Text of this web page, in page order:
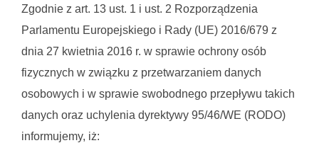
Zgodnie z art. 13 ust. 1 i ust. 2 Rozporządzenia
Parlamentu Europejskiego i Rady (UE) 2016/679 z
dnia 27 kwietnia 2016 r. w sprawie ochrony osób
fizycznych w związku z przetwarzaniem danych
osobowych i w sprawie swobodnego przepływu takich
danych oraz uchylenia dyrektywy 95/46/WE (RODO)
informujemy, iż: